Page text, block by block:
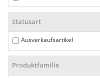
Statusart
Ausverkaufsartikel
Produktfamilie